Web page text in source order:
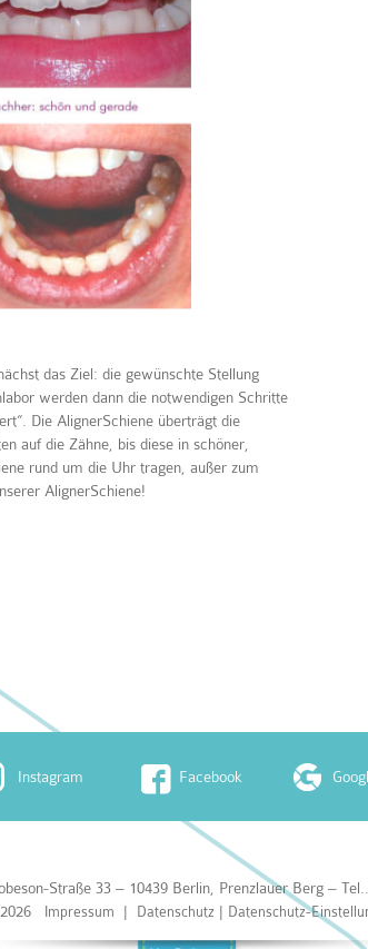
das Ziel: die gewünschte Stellung
werden dann die notwendigen Schritte
Die AlignerSchiene überträgt die
auf die Zähne, bis diese in schöner,
rund um die Uhr tragen, außer zum
AlignerSchiene!
Instagram Facebook
Straße 33 – 10439 Berlin, Prenzlauer Berg –
Impressum | Datenschutz | Datenschutz-